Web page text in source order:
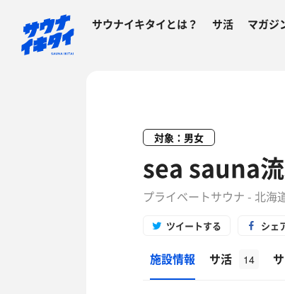
サウナイキタイとは？ サ活 マガジ
対象：男女
sea sauna
プライベートサウナ - 北海
ツイートする シェ
施設情報 サ活 14